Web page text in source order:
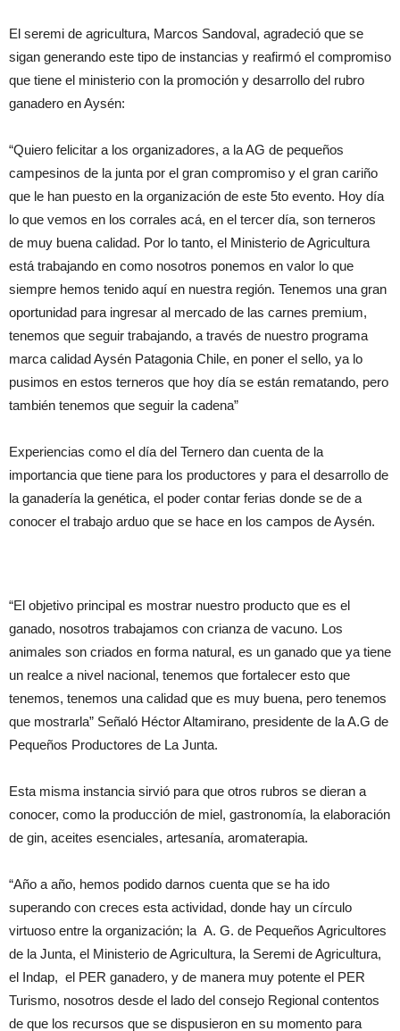
El seremi de agricultura, Marcos Sandoval, agradeció que se
sigan generando este tipo de instancias y reafirmó el compromiso
que tiene el ministerio con la promoción y desarrollo del rubro
ganadero en Aysén:
“Quiero felicitar a los organizadores, a la AG de pequeños
campesinos de la junta por el gran compromiso y el gran cariño
que le han puesto en la organización de este 5to evento. Hoy día
lo que vemos en los corrales acá, en el tercer día, son terneros
de muy buena calidad. Por lo tanto, el Ministerio de Agricultura
está trabajando en como nosotros ponemos en valor lo que
siempre hemos tenido aquí en nuestra región. Tenemos una gran
oportunidad para ingresar al mercado de las carnes premium,
tenemos que seguir trabajando, a través de nuestro programa
marca calidad Aysén Patagonia Chile, en poner el sello, ya lo
pusimos en estos terneros que hoy día se están rematando, pero
también tenemos que seguir la cadena”
Experiencias como el día del Ternero dan cuenta de la
importancia que tiene para los productores y para el desarrollo de
la ganadería la genética, el poder contar ferias donde se de a
conocer el trabajo arduo que se hace en los campos de Aysén.
“El objetivo principal es mostrar nuestro producto que es el
ganado, nosotros trabajamos con crianza de vacuno. Los
animales son criados en forma natural, es un ganado que ya tiene
un realce a nivel nacional, tenemos que fortalecer esto que
tenemos, tenemos una calidad que es muy buena, pero tenemos
que mostrarla” Señaló Héctor Altamirano, presidente de la A.G de
Pequeños Productores de La Junta.
Esta misma instancia sirvió para que otros rubros se dieran a
conocer, como la producción de miel, gastronomía, la elaboración
de gin, aceites esenciales, artesanía, aromaterapia.
“Año a año, hemos podido darnos cuenta que se ha ido
superando con creces esta actividad, donde hay un círculo
virtuoso entre la organización; la A. G. de Pequeños Agricultores
de la Junta, el Ministerio de Agricultura, la Seremi de Agricultura,
el Indap, el PER ganadero, y de manera muy potente el PER
Turismo, nosotros desde el lado del consejo Regional contentos
de que los recursos que se dispusieron en su momento para